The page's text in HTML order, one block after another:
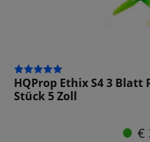
HQProp Ethix S4 3 Blatt
Stück 5 Zoll
€